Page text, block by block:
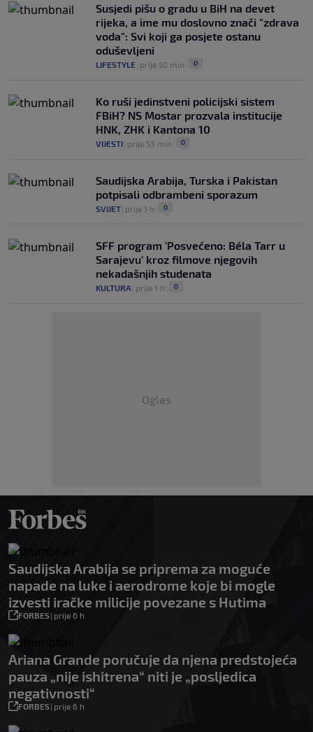
Susjedi pišu o gradu u BiH na devet
rijeka, a ime mu doslovno znači "zdrava
voda": Svi koji ga posjete ostanu
oduševljeni
LIFESTYLE prije 50 min 0
Ko ruši jedinstveni policijski sistem
FBiH? NS Mostar prozvala institucije
HNK, ZHK i Kantona 10
VIJESTI prije 53 min 0
Saudijska Arabija, Turska i Pakistan
potpisali odbrambeni sporazum
SVIJET prije 1 h 0
SFF program 'Posvećeno: Béla Tarr u
Sarajevu' kroz filmove njegovih
nekadašnjih studenata
KULTURA prije 1 h 0
Oglas
Saudijska Arabija se priprema za moguće
napade na luke i aerodrome koje bi mogle
izvesti iračke milicije povezane s Hutima
FORBES| prije 6 h
Ariana Grande poručuje da njena predstojeća
pauza „nije ishitrena“ niti je „posljedica
negativnosti“
FORBES| prije 6 h